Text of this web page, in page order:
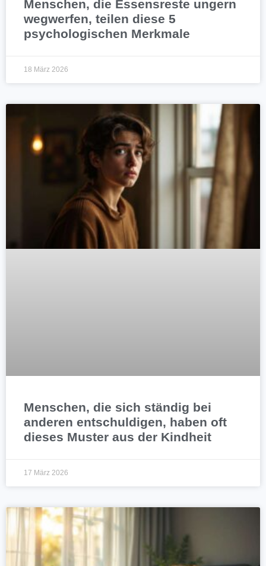
Menschen, die Essensreste ungern
wegwerfen, teilen diese 5
psychologischen Merkmale
18 März 2026
Menschen, die sich ständig bei
anderen entschuldigen, haben oft
dieses Muster aus der Kindheit
17 März 2026